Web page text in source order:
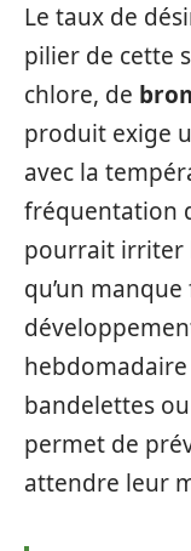
Le taux de
pilier de cette
chlore, de
produit exige
avec la
fréquentation
pourrait irriter
qu’un
hebdomadaire
bandelettes
permet de
attendre leur